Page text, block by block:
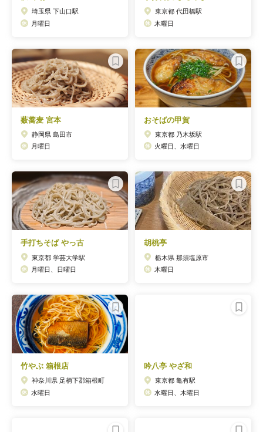
埼玉県 下山口駅
月曜日
東京都 代田橋駅
木曜日
薮蕎麦 宮本
静岡県 島田市
月曜日
おそばの甲賀
東京都 乃木坂駅
火曜日、水曜日
手打ちそば やっ古
東京都 学芸大学駅
月曜日、日曜日
胡桃亭
栃木県 那須塩原市
木曜日
竹やぶ 箱根店
神奈川県 足柄下郡箱根町
水曜日
吟八亭 やざ和
東京都 亀有駅
水曜日、木曜日